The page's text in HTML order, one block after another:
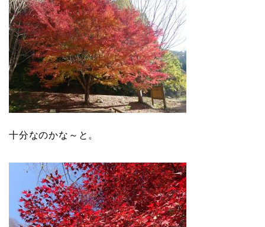
十分なのかな～と。